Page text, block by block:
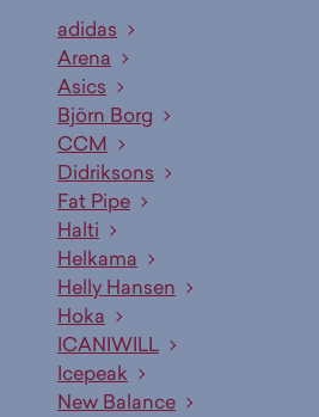
adidas
Arena
Asics
Björn Borg
CCM
Didriksons
Fat Pipe
Halti
Helkama
Helly Hansen
Hoka
ICANIWILL
Icepeak
New Balance